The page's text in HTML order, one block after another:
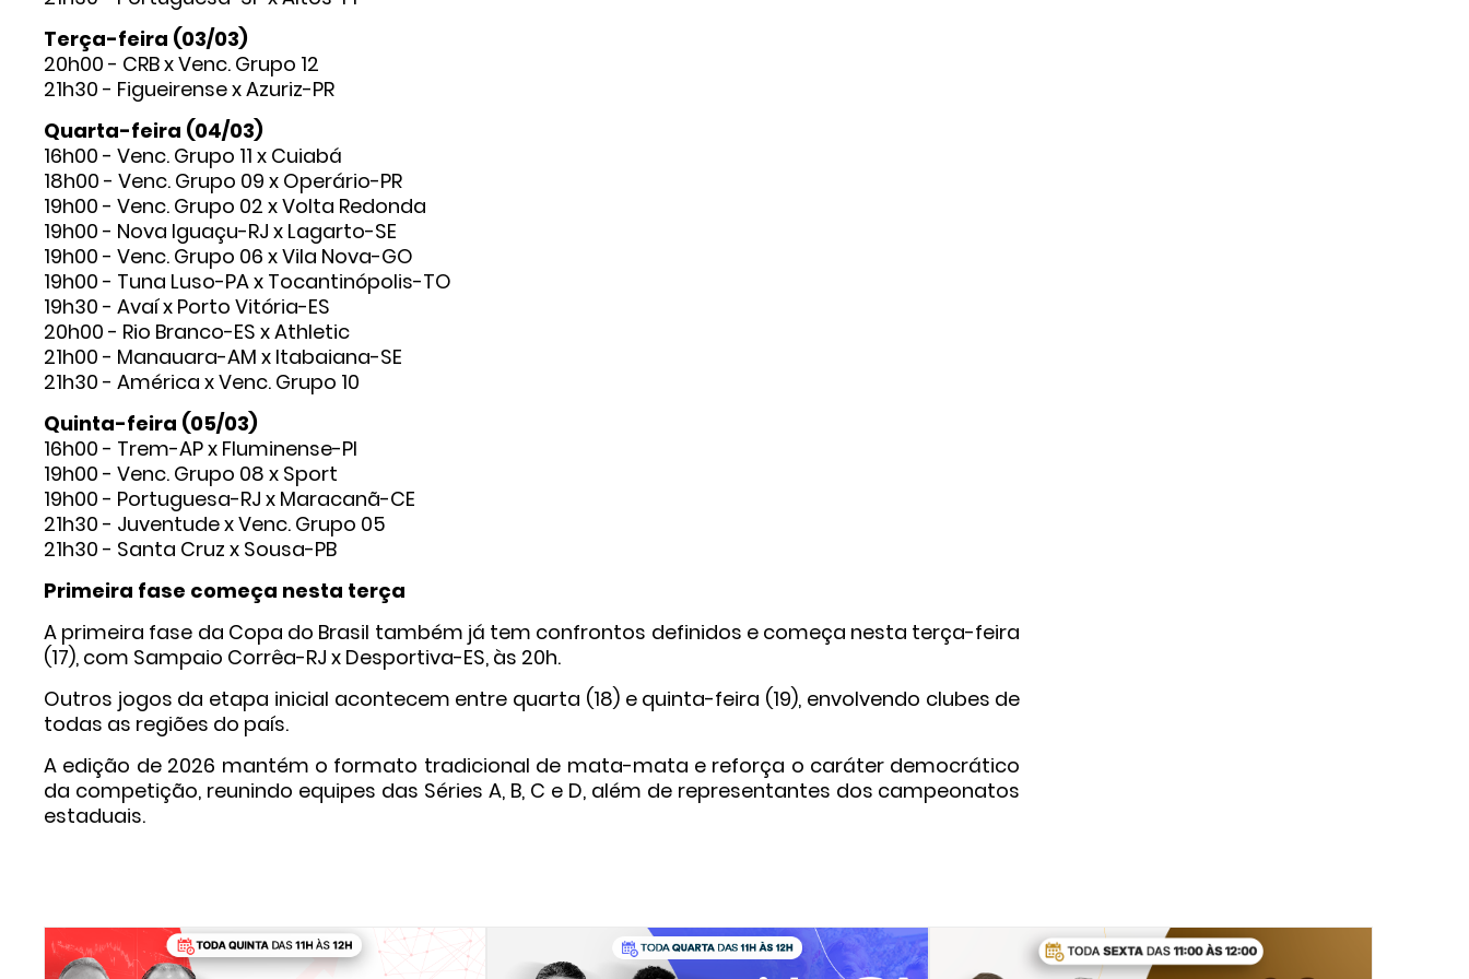
Terça-feira (03/03)
20h00 - CRB x Venc. Grupo 12
21h30 - Figueirense x Azuriz-PR
Quarta-feira (04/03)
16h00 - Venc. Grupo 11 x Cuiabá
18h00 - Venc. Grupo 09 x Operário-PR
19h00 - Venc. Grupo 02 x Volta Redonda
19h00 - Nova Iguaçu-RJ x Lagarto-SE
19h00 - Venc. Grupo 06 x Vila Nova-GO
19h00 - Tuna Luso-PA x Tocantinópolis-TO
19h30 - Avaí x Porto Vitória-ES
20h00 - Rio Branco-ES x Athletic
21h00 - Manauara-AM x Itabaiana-SE
21h30 - América x Venc. Grupo 10
Quinta-feira (05/03)
16h00 - Trem-AP x Fluminense-PI
19h00 - Venc. Grupo 08 x Sport
19h00 - Portuguesa-RJ x Maracanã-CE
21h30 - Juventude x Venc. Grupo 05
21h30 - Santa Cruz x Sousa-PB
Primeira fase começa nesta terça
A primeira fase da Copa do Brasil também já tem confrontos definidos e começa nesta terça-feira
(17), com Sampaio Corrêa-RJ x Desportiva-ES, às 20h.
Outros jogos da etapa inicial acontecem entre quarta (18) e quinta-feira (19), envolvendo clubes de
todas as regiões do país.
A edição de 2026 mantém o formato tradicional de mata-mata e reforça o caráter democrático
da competição, reunindo equipes das Séries A, B, C e D, além de representantes dos campeonatos
estaduais.